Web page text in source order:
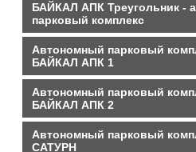
БАЙКАЛ АПК Треугольник -
парковый комплекс
Автономный парковый
БАЙКАЛ АПК 1
Автономный парковый
БАЙКАЛ АПК 2
Автономный парковый
САТУРН